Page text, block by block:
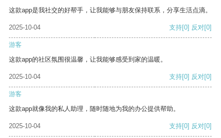
这款app是我社交的好帮手，让我能够与朋友保持联系，分享生活点滴。
2025-10-04 支持[0] 反对[0]
游客
这款app的社区氛围很温馨，让我能够感受到家的温暖。
2025-10-04 支持[0] 反对[0]
游客
这款app就像我的私人助理，随时随地为我的办公提供帮助。
2025-10-04 支持[0] 反对[0]